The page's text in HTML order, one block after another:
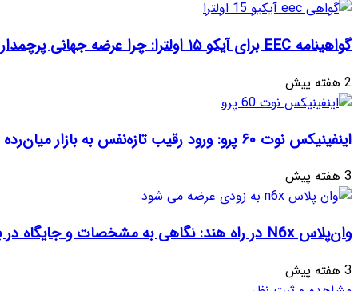
گواهینامه EEC برای آیکو ۱۵ اولترا: چرا عرضه جهانی پرچمدار جدید قطعی به نظر می‌رسد؟
2 هفته پیش
اینفینیکس نوت ۶۰ پرو: ورود رقیب تازه‌نفس به بازار میان‌رده هند
3 هفته پیش
وان‌پلاس N6x در راه هند: نگاهی به مشخصات و جایگاه در بازار
3 هفته پیش